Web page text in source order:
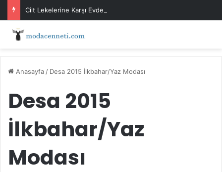
Cilt Lekelerine Karşı Evde Maske Önerileri
Anasayfa / Desa 2015 İlkbahar/Yaz Modası
Desa 2015
İlkbahar/Yaz
Modası